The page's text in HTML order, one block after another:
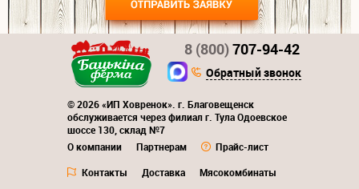
© 2026 «ИП Ховренок». г. Благовещенск
обслуживается через филиал г. Тула Одоевское
шоссе 130, склад №7
О компании
Партнерам
Прайс-лист
Контакты
Доставка
Мясокомбинаты
8 (800)707-94-42
Обратный звонок